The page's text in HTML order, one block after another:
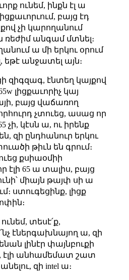
ունեմ, ինքն էլ ա
բայց էդ
չի կարողանում
ռեժիմ անգամ մտնել։
ա մի երկու օրում
եթէ անջատել այն։
զիգզագ, էնտեղ կայքով
լիցքաւորիչ կայ
բայց վաճառող
չտուեց, ասաց որ
չի, կէսն ա, ու իրենք
զի ընդհանուր երկու
թիւն են գրում։
քսիաօմիի
էլի 65 ա տալիս, բայց
միայն թայփ սի ա
ստուգեցինք, լիցք
տեսէ՛ք,
էներգախնայող ա, զի
լինէր փայնբուքի
էլի անհամեմատ շատ
զի intel ա։